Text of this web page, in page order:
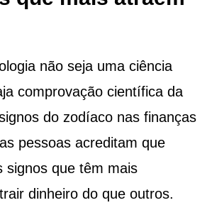
não seja uma ciência
comprovação científica da
do zodíaco nas finanças
pessoas acreditam que
signos que têm mais
dinheiro do que outros.